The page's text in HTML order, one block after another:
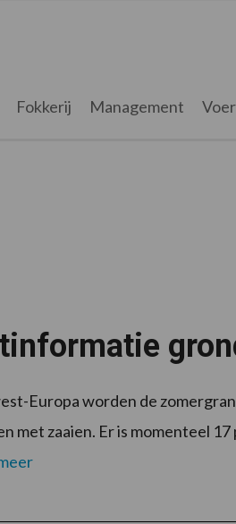
Fokkerij Management Voer
Europa worden de
met zaaien. Er is momenteel